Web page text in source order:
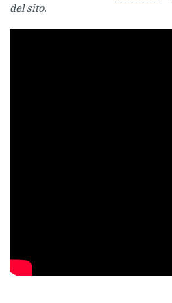
del sito.